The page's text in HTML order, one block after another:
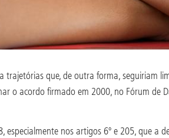
trajetórias que, de outra forma, seguiriam
o acordo firmado em 2000, no Fórum de
nos artigos 6º e 205, que a